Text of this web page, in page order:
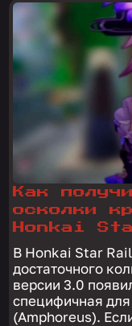
Как
осколки
Honkai
В Honkai Star
достаточного
версии 3.0
специфичная